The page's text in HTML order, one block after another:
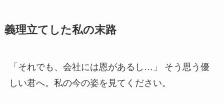
義理立てした私の末路
「それでも、会社には恩があるし…」 そう思う優
しい君へ。私の今の姿を見てください。